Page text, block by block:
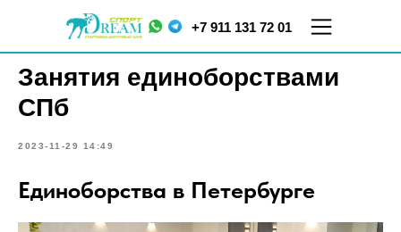
+7 911 131 72 01
Занятия единоборствами
СПб
2023-11-29 14:49
Единоборства в Петербурге